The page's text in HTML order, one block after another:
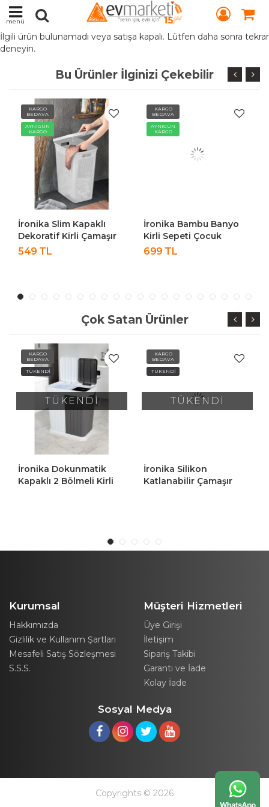
menü
İlgili ürün bulunamadı veya satışa kapalı. Lütfen daha sonra tekrar
deneyin.
Bu Ürünler İlginizi Çekebilir
KARGO
BEDAVA
AYNIGÜN
KARGO
İronika Slim Kapaklı
Dekoratif Kirli Çamaşır
Sepeti 45 Litre - Beyaz
549 TL
KARGO
BEDAVA
AYNIGÜN
KARGO
İronika Bambu Banyo
Kirli Sepeti Çocuk
Oyuncak Kutusu
699 TL
Çok Satan Ürünler
KARGO
BEDAVA
TÜKENDİ
TÜKENDİ
İronika Dokunmatik
Kapaklı 2 Bölmeli Kirli
KARGO
BEDAVA
TÜKENDİ
TÜKENDİ
İronika Silikon
Katlanabilir Çamaşır
Kurumsal
Hakkımızda
Gizlilik ve Kullanım Şartları
Mesafeli Satış Sözleşmesi
S.S.S.
Müşteri Hizmetleri
Üye Girişi
İletişim
Sipariş Takibi
Garanti ve İade
Kolay İade
Sosyal Medya
Copyrights © 2026